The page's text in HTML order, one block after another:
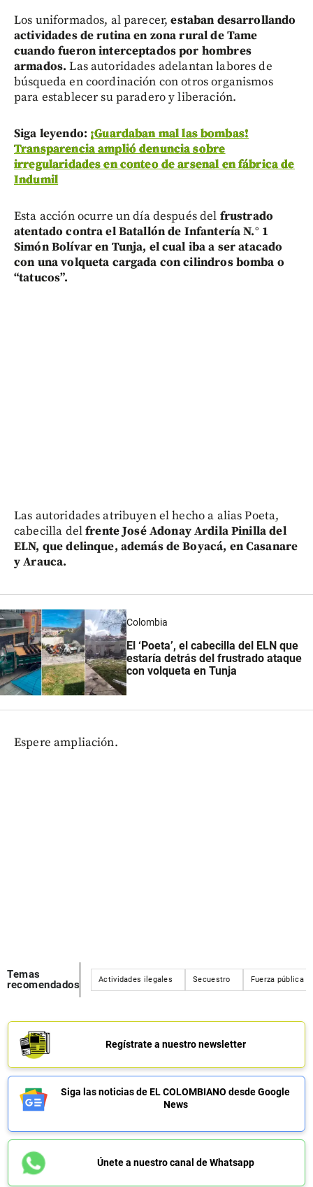
Los uniformados, al parecer,estaban desarrollando
actividades de rutina en zona rural de Tame
cuando fueron interceptados por hombres
armados.Las autoridades adelantan labores de
búsqueda en coordinación con otros organismos
para establecer su paradero y liberación.
Siga leyendo: ¡Guardaban mal las bombas!
Transparencia amplió denuncia sobre
irregularidades en conteo de arsenal en fábrica de
Indumil
Esta acción ocurre un día después del frustrado
atentado contra el Batallón de Infantería N.° 1
Simón Bolívar en Tunja, el cual iba a ser atacado
con una volqueta cargada con cilindros bomba o
“tatucos”.
Las autoridades atribuyen el hecho a alias Poeta,
cabecilla delfrente José Adonay Ardila Pinilla del
ELN, que delinque, además de Boyacá, en Casanare
y Arauca.
Colombia
El ‘Poeta’, el cabecilla del ELN que
estaría detrás del frustrado ataque
con volqueta en Tunja
Espere ampliación.
Temas
recomendados
Actividades ilegales Secuestro Fuerza pública
Regístrate a nuestro newsletter
Siga las noticias de EL COLOMBIANO desde Google
News
Únete a nuestro canal de Whatsapp